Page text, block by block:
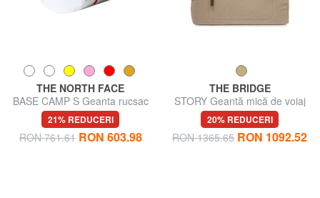
THE NORTH FACE
BASE CAMP S Geanta rucsac
21% REDUCERI
RON 761.61 RON 603.98
THE BRIDGE
STORY Geantă mică de voiaj
din piele și material textil
20% REDUCERI
RON 1365.65 RON 1092.52